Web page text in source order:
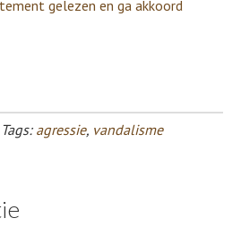
gelezen en ga akkoord
Tags: agressie, vandalisme